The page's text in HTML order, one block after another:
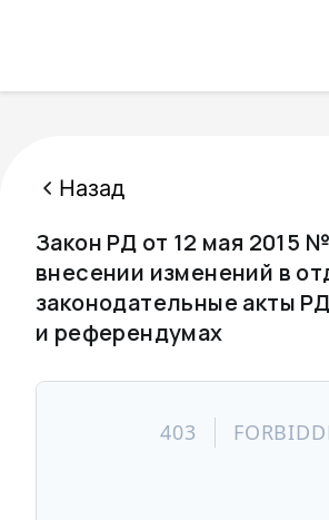
Назад
Закон РД от 12 мая 2015
внесении изменений в
законодательные акты
и референдумах